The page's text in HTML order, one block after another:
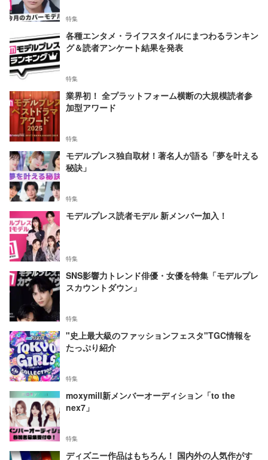
特集
各種エンタメ・ライフスタイルにまつわるランキン
グ＆読者アンケート結果を発表
特集
業界初！ 全プラットフォーム横断の大規模読者参
加型アワード
特集
モデルプレス独自取材！著名人が語る「夢を叶える
秘訣」
特集
モデルプレス読者モデル 新メンバー加入！
特集
SNS影響力トレンド俳優・女優を特集「モデルプレ
スカウントダウン」
特集
"史上最大級のファッションフェスタ"TGC情報を
たっぷり紹介
特集
moxymill新メンバーオーディション「to the
nex7」
特集
ディズニー作品はもちろん！ 国内外の人気作がす